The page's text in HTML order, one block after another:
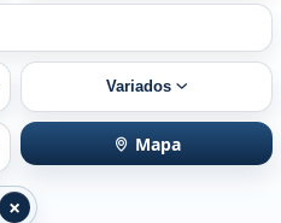
Ordenar por
Variados
Mapa
×